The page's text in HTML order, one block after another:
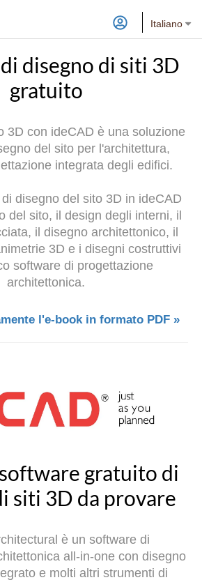
Italiano
disegno di siti 3D
gratuito
3D con ideCAD è una soluzione
del sito per l'architettura,
integrata degli edifici.
disegno del sito 3D in ideCAD
del sito, il design degli interni, il
il disegno architettonico, il
3D e i disegni costruttivi
software di progettazione
architettonica.
l'e-book in formato PDF »
gratuito di
siti 3D da provare
è un software di
all-in-one con disegno
e molti altri strumenti di